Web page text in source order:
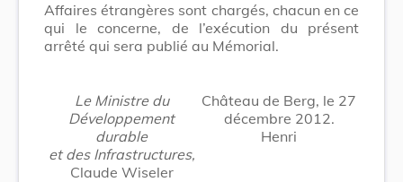
Affaires étrangères sont chargés, chacun en ce
qui le concerne, de l’exécution du présent
arrêté qui sera publié au Mémorial.
Le Ministre du
Développement
durable
et des Infrastructures,
Claude Wiseler
Château de Berg, le 27
décembre 2012.
Henri